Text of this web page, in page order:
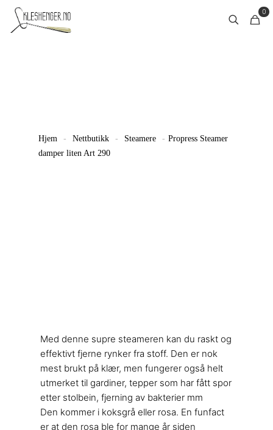
0
Hjem - Nettbutikk - Steamere - Propress Steamer
damper liten Art 290
Med denne supre steameren kan du raskt og
effektivt fjerne rynker fra stoff. Den er nok
mest brukt på klær, men fungerer også helt
utmerket til gardiner, tepper som har fått spor
etter stolbein, fjerning av bakterier mm
Den kommer i koksgrå eller rosa. En funfact
er at den rosa ble for mange år siden